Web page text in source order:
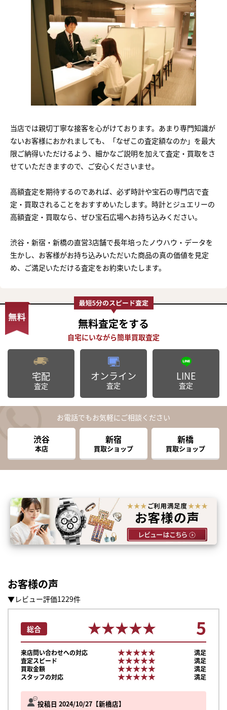
当店では親切丁寧な接客を心がけております。あまり専門知識が
ないお客様におかれましても、「なぜこの査定額なのか」を最大
限ご納得いただけるよう、細かなご説明を加えて査定・買取をさ
せていただきますので、ご安心くださいませ。
高額査定を期待するのであれば、必ず時計や宝石の専門店で査
定・買取されることをおすすめいたします。時計とジュエリーの
高額査定・買取なら、ぜひ宝石広場へお持ち込みください。
渋谷・新宿・新橋の直営3店舗で長年培ったノウハウ・データを
生かし、お客様がお持ち込みいただいた商品の真の価値を見定
め、ご満足いただける査定をお約束いたします。
無料査定をする
宅配
査定
オンライン
査定
LINE
査定
お電話でもお気軽にご相談ください
渋谷
本店
新宿
買取ショップ
新橋
買取ショップ
お客様の声
▼レビュー評価1229件
投稿日 2024/10/27 新橋店
総合 ★★★★★
★★★★★ 5
来店問い合わせへの対応 ★★★★★
★★★★★
満足
査定スピード
★★★★★
★★★★★
満足
買取金額
★★★★★
★★★★★
満足
スタッフの対応
★★★★★
★★★★★ 満足